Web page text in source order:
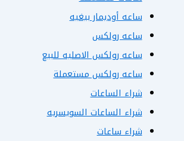
ساعه أوديمار بيغيه
ساعه رولكس
ساعه رولكس الاصليه للبيع
ساعه رولكس مستعملة
شراء الساعات
شراء الساعات السويسريه
شراء ساعات